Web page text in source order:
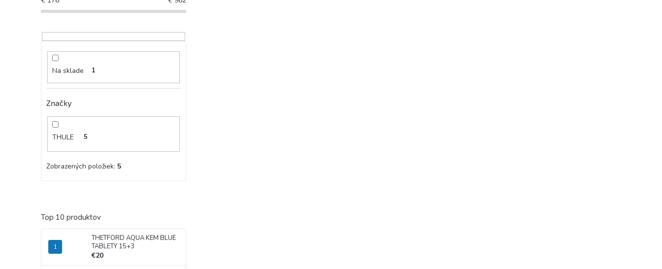
Na sklade 1
Značky
THULE 5
Zobrazených položiek: 5
Top 10 produktov
THETFORD AQUA KEM BLUE
TABLETY 15+3
€20